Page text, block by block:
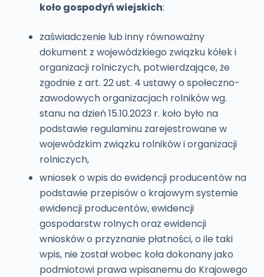
koło gospodyń wiejskich:
zaświadczenie lub inny równoważny
dokument z wojewódzkiego związku kółek i
organizacji rolniczych, potwierdzające, że
zgodnie z art. 22 ust. 4 ustawy o społeczno-
zawodowych organizacjach rolników wg.
stanu na dzień 15.10.2023 r. koło było na
podstawie regulaminu zarejestrowane w
wojewódzkim związku rolników i organizacji
rolniczych,
wniosek o wpis do ewidencji producentów na
podstawie przepisów o krajowym systemie
ewidencji producentów, ewidencji
gospodarstw rolnych oraz ewidencji
wniosków o przyznanie płatności, o ile taki
wpis, nie został wobec koła dokonany jako
podmiotowi prawa wpisanemu do Krajowego